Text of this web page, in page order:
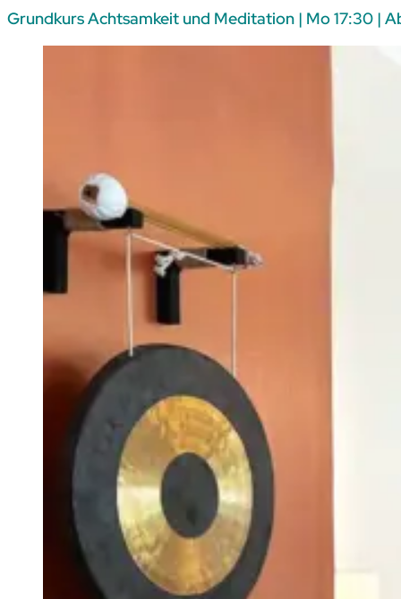
Grundkurs Achtsamkeit und Meditation | Mo 17:30 |